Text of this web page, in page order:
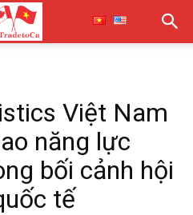
Việt Nam
năng lực
bối cảnh hội
tế​​​​​​​